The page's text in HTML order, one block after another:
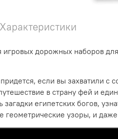
Характеристики
дорожных наборов
если вы захватили
в страну фей и
египетских богов,
геометрические узоры, и